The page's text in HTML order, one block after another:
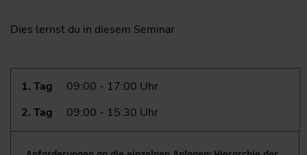
Dies lernst du in diesem Seminar
1. Tag
09:00 - 17:00 Uhr
2. Tag
09:00 - 15:30 Uhr